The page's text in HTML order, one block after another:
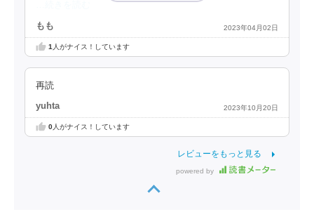
もも 2023年04月02日
1 人がナイス！しています
再読
yuhta 2023年10月20日
0人がナイス！しています
レビューをもっと見る
powered by